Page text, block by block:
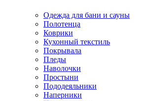
Одежда для бани и сауны
Полотенца
Коврики
Кухонный текстиль
Покрывала
Пледы
Наволочки
Простыни
Пододеяльники
Наперники